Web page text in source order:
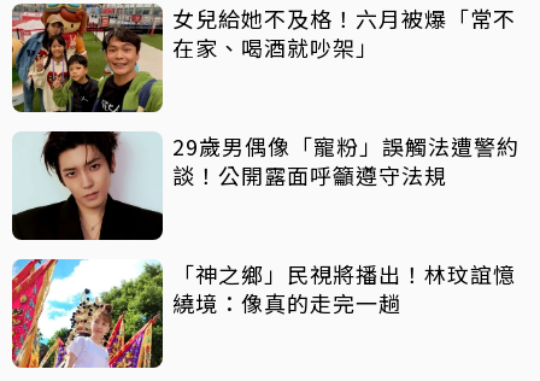
女兒給她不及格！六月被爆「常不
在家、喝酒就吵架」
29歲男偶像「寵粉」誤觸法遭警約
談！公開露面呼籲遵守法規
「神之鄉」民視將播出！林玟誼憶
繞境：像真的走完一趟